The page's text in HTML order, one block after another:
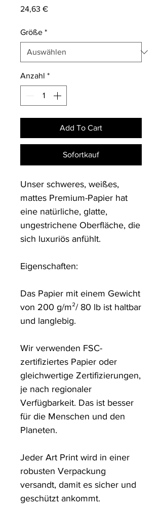
24,63 €Preis
Größe *
Anzahl *
Add To Cart
Sofortkauf
Unser schweres, weißes,
mattes Premium-Papier hat
eine natürliche, glatte,
ungestrichene Oberfläche, die
sich luxuriös anfühlt.
Eigenschaften:
Das Papier mit einem Gewicht
von 200 g/m²/ 80 lb ist haltbar
und langlebig.
Wir verwenden FSC-
zertifiziertes Papier oder
gleichwertige Zertifizierungen,
je nach regionaler
Verfügbarkeit. Das ist besser
für die Menschen und den
Planeten.
Jeder Art Print wird in einer
robusten Verpackung
versandt, damit es sicher und
geschützt ankommt.